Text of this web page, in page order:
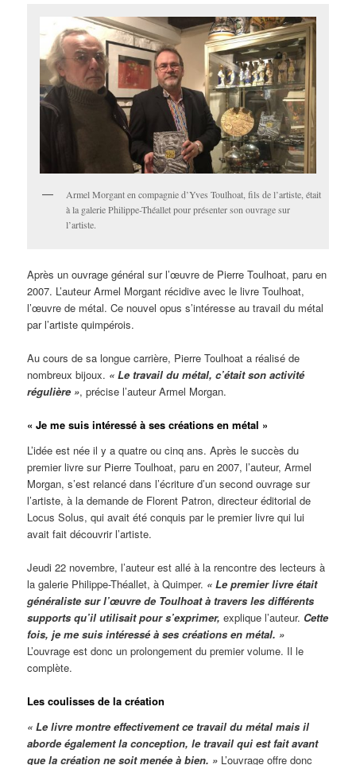
Armel Morgant en compagnie d’Yves Toulhoat, fils de l’artiste, était
à la galerie Philippe-Théallet pour présenter son ouvrage sur
l’artiste.
Après un ouvrage général sur l’œuvre de Pierre Toulhoat, paru en
2007. L’auteur Armel Morgant récidive avec le livre Toulhoat,
l’œuvre de métal. Ce nouvel opus s’intéresse au travail du métal
par l’artiste quimpérois.
Au cours de sa longue carrière, Pierre Toulhoat a réalisé de
nombreux bijoux. « Le travail du métal, c’était son activité
régulière », précise l’auteur Armel Morgan.
« Je me suis intéressé à ses créations en métal »
L’idée est née il y a quatre ou cinq ans. Après le succès du
premier livre sur Pierre Toulhoat, paru en 2007, l’auteur, Armel
Morgan, s’est relancé dans l’écriture d’un second ouvrage sur
l’artiste, à la demande de Florent Patron, directeur éditorial de
Locus Solus, qui avait été conquis par le premier livre qui lui
avait fait découvrir l’artiste.
Jeudi 22 novembre, l’auteur est allé à la rencontre des lecteurs à
la galerie Philippe-Théallet, à Quimper. « Le premier livre était
généraliste sur l’œuvre de Toulhoat à travers les différents
supports qu’il utilisait pour s’exprimer, explique l’auteur. Cette
fois, je me suis intéressé à ses créations en métal. »
L’ouvrage est donc un prolongement du premier volume. Il le
complète.
Les coulisses de la création
« Le livre montre effectivement ce travail du métal mais il
aborde également la conception, le travail qui est fait avant
que la création ne soit menée à bien. » L’ouvrage offre donc